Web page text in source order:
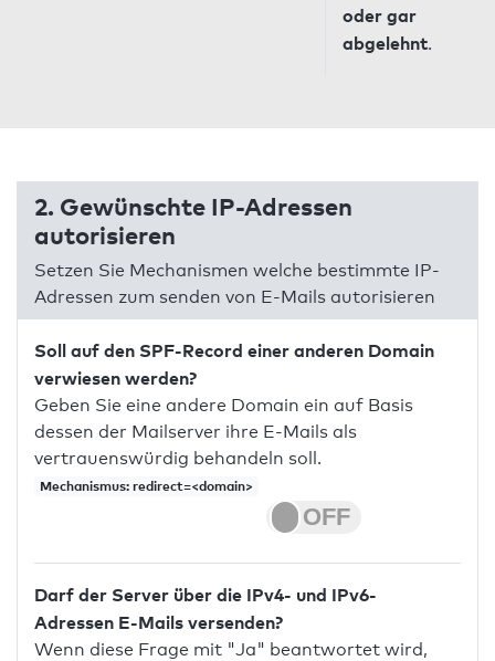
oder gar
abgelehnt.
2. Gewünschte IP-Adressen
autorisieren
Setzen Sie Mechanismen welche bestimmte IP-
Adressen zum senden von E-Mails autorisieren
Soll auf den SPF-Record einer anderen Domain
verwiesen werden?
Geben Sie eine andere Domain ein auf Basis
dessen der Mailserver ihre E-Mails als
vertrauenswürdig behandeln soll.
Mechanismus: redirect=<domain>
Darf der Server über die IPv4- und IPv6-
Adressen E-Mails versenden?
Wenn diese Frage mit "Ja" beantwortet wird,